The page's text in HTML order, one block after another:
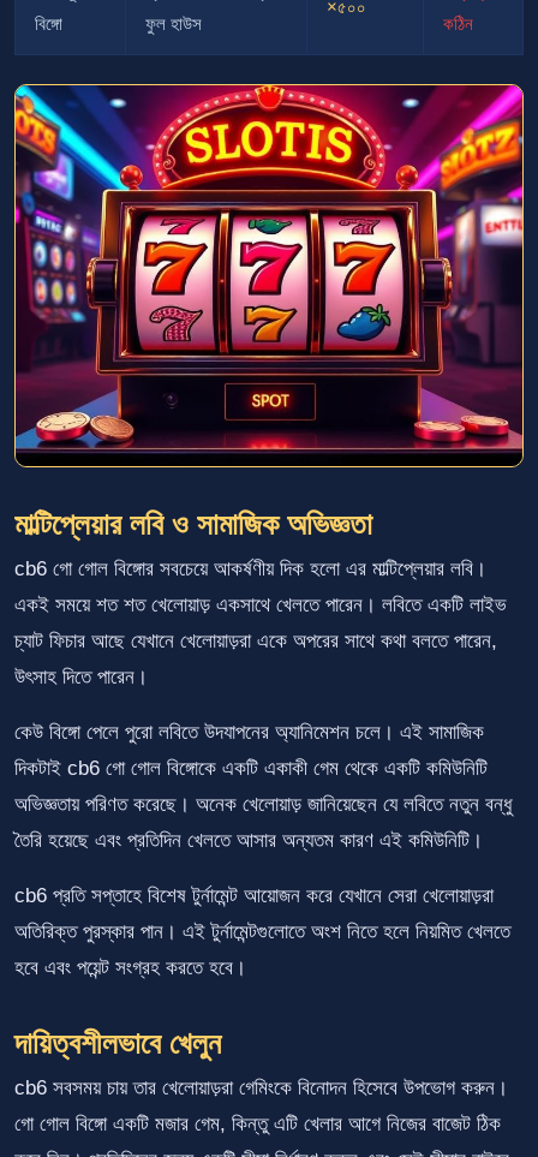
বিঙ্গো
ফুল হাউস
×৫০০
কঠিন
মাল্টিপ্লেয়ার লবি ও সামাজিক অভিজ্ঞতা
cb6 গো গোল বিঙ্গোর সবচেয়ে আকর্ষণীয় দিক হলো এর মাল্টিপ্লেয়ার লবি।
একই সময়ে শত শত খেলোয়াড় একসাথে খেলতে পারেন। লবিতে একটি লাইভ
চ্যাট ফিচার আছে যেখানে খেলোয়াড়রা একে অপরের সাথে কথা বলতে পারেন,
উৎসাহ দিতে পারেন।
কেউ বিঙ্গো পেলে পুরো লবিতে উদযাপনের অ্যানিমেশন চলে। এই সামাজিক
দিকটাই cb6 গো গোল বিঙ্গোকে একটি একাকী গেম থেকে একটি কমিউনিটি
অভিজ্ঞতায় পরিণত করেছে। অনেক খেলোয়াড় জানিয়েছেন যে লবিতে নতুন বন্ধু
তৈরি হয়েছে এবং প্রতিদিন খেলতে আসার অন্যতম কারণ এই কমিউনিটি।
cb6 প্রতি সপ্তাহে বিশেষ টুর্নামেন্ট আয়োজন করে যেখানে সেরা খেলোয়াড়রা
অতিরিক্ত পুরস্কার পান। এই টুর্নামেন্টগুলোতে অংশ নিতে হলে নিয়মিত খেলতে
হবে এবং পয়েন্ট সংগ্রহ করতে হবে।
দায়িত্বশীলভাবে খেলুন
cb6 সবসময় চায় তার খেলোয়াড়রা গেমিংকে বিনোদন হিসেবে উপভোগ করুন।
গো গোল বিঙ্গো একটি মজার গেম, কিন্তু এটি খেলার আগে নিজের বাজেট ঠিক